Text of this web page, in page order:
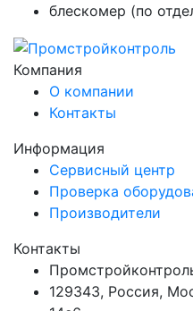
блескомер (по
Компания
О компании
Контакты
Информация
Сервисный центр
Проверка
Производители
Контакты
129343, Россия,